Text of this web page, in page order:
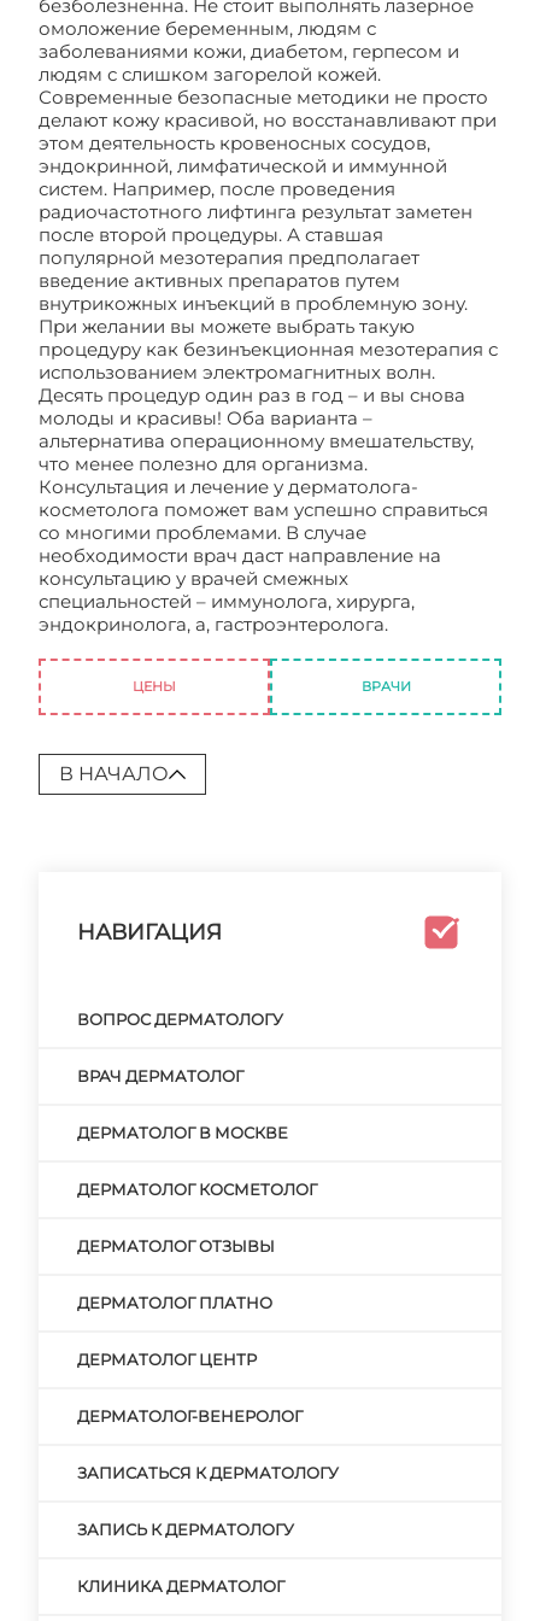
безболезненна. Не стоит выполнять лазерное
омоложение беременным, людям с
заболеваниями кожи, диабетом, герпесом и
людям с слишком загорелой кожей.
Современные безопасные методики не просто
делают кожу красивой, но восстанавливают при
этом деятельность кровеносных сосудов,
эндокринной, лимфатической и иммунной
систем. Например, после проведения
радиочастотного лифтинга результат заметен
после второй процедуры. А ставшая
популярной мезотерапия предполагает
введение активных препаратов путем
внутрикожных инъекций в проблемную зону.
При желании вы можете выбрать такую
процедуру как безинъекционная мезотерапия с
использованием электромагнитных волн.
Десять процедур один раз в год – и вы снова
молоды и красивы! Оба варианта –
альтернатива операционному вмешательству,
что менее полезно для организма.
Консультация и лечение у дерматолога-
косметолога поможет вам успешно справиться
со многими проблемами. В случае
необходимости врач даст направление на
консультацию у врачей смежных
специальностей – иммунолога, хирурга,
эндокринолога, а, гастроэнтеролога.
ЦЕНЫ ВРАЧИ
В НАЧАЛО
НАВИГАЦИЯ
ВОПРОС ДЕРМАТОЛОГУ
ВРАЧ ДЕРМАТОЛОГ
ДЕРМАТОЛОГ В МОСКВЕ
ДЕРМАТОЛОГ КОСМЕТОЛОГ
ДЕРМАТОЛОГ ОТЗЫВЫ
ДЕРМАТОЛОГ ПЛАТНО
ДЕРМАТОЛОГ ЦЕНТР
ДЕРМАТОЛОГ-ВЕНЕРОЛОГ
ЗАПИСАТЬСЯ К ДЕРМАТОЛОГУ
ЗАПИСЬ К ДЕРМАТОЛОГУ
КЛИНИКА ДЕРМАТОЛОГ